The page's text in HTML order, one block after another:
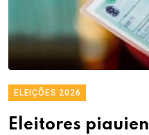
ELEIÇÕES 2026
Eleitores